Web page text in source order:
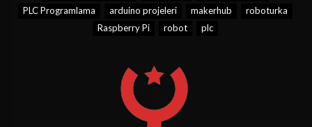
PLC Programlama
arduino projeleri makerhub
roboturka
Raspberry Pi
robot plc